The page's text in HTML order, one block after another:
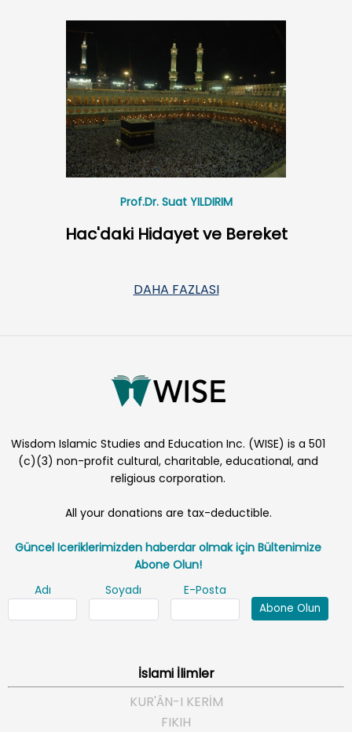
Prof.Dr. Suat YILDIRIM
Hac'daki Hidayet ve Bereket
DAHA FAZLASI
Wisdom Islamic Studies and Education Inc. (WISE) is a 501
(c)(3) non-profit cultural, charitable, educational, and
religious corporation.
All your donations are tax-deductible.
Güncel Iceriklerimizden haberdar olmak için Bültenimize
Abone Olun!
Adı
Soyadı E-Posta
Abone Olun
İslami İlimler
KUR'ÂN-I KERİM
FIKIH